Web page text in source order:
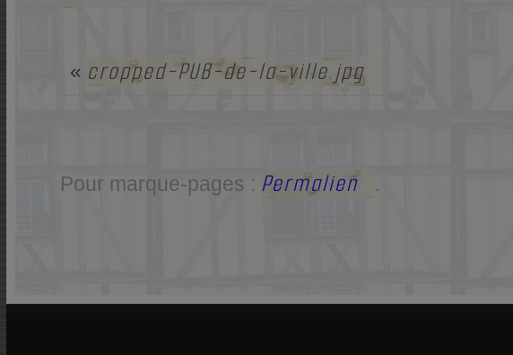
« cropped-PUB-de-la-ville.jpg
Pour marque-pages : Permalien .